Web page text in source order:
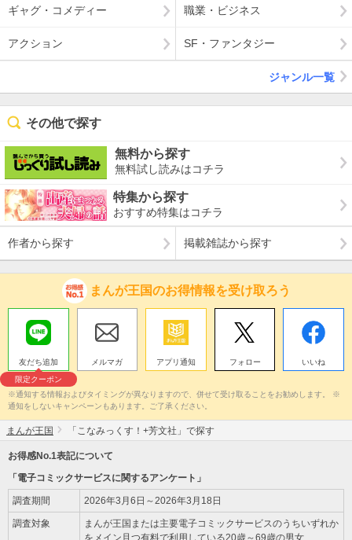
ギャグ・コメディー 職業・ビジネス
アクション SF・ファンタジー
ジャンル一覧
その他で探す
無料から探す
無料試し読みはコチラ
特集から探す
おすすめ特集はコチラ
作者から探す 掲載雑誌から探す
まんが王国のお得情報を受け取ろう
友だち追加
限定クーポン
メルマガ アプリ通知 フォロー いいね
※通知する情報およびタイミングが異なりますので、併せて受け取ることをお勧めします。 ※
通知をしないキャンペーンもあります。ご了承ください。
まんが王国 「こなみっくす！+芳文社」で探す
お得感No.1表記について
「電子コミックサービスに関するアンケート」
調査期間 2026年3月6日～2026年3月18日
調査対象
まんが王国または主要電子コミックサービスのうちいずれか
をメイン且つ有料で利用している20歳～69歳の男女